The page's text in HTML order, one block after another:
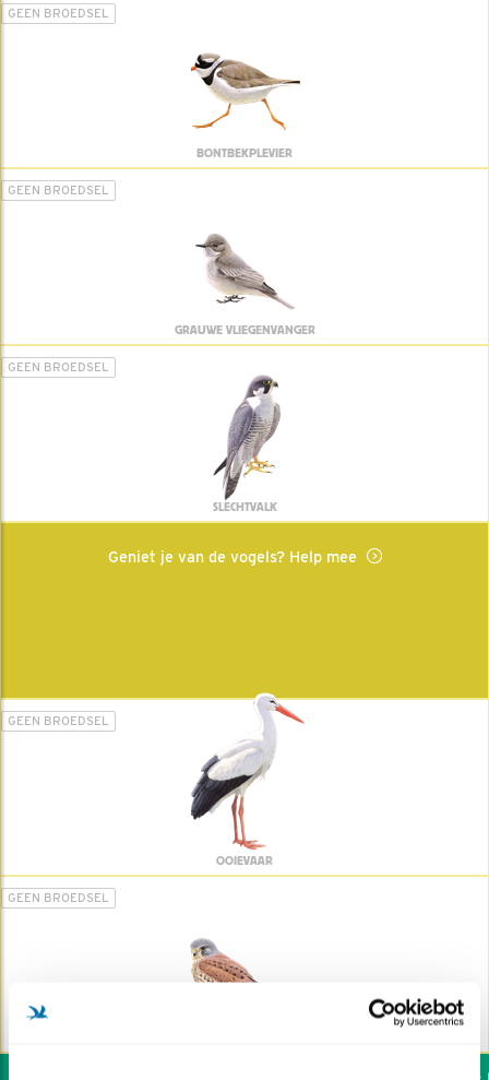
GEEN BROEDSEL
BONTBEKPLEVIER
GEEN BROEDSEL
GRAUWE VLIEGENVANGER
GEEN BROEDSEL
SLECHTVALK
Geniet je van de vogels? Help mee
GEEN BROEDSEL
OOIEVAAR
GEEN BROEDSEL